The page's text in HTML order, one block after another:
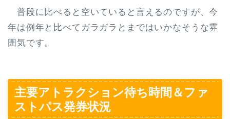
普段に比べると空いていると言えるのですが、今
年は例年と比べてガラガラとまではいかなそうな雰
囲気です。
主要アトラクション待ち時間＆ファ
ストパス発券状況